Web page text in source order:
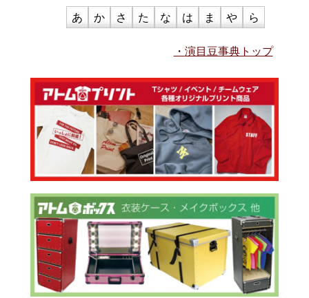
あ か さ た な は ま や ら
演目豆事典トップ